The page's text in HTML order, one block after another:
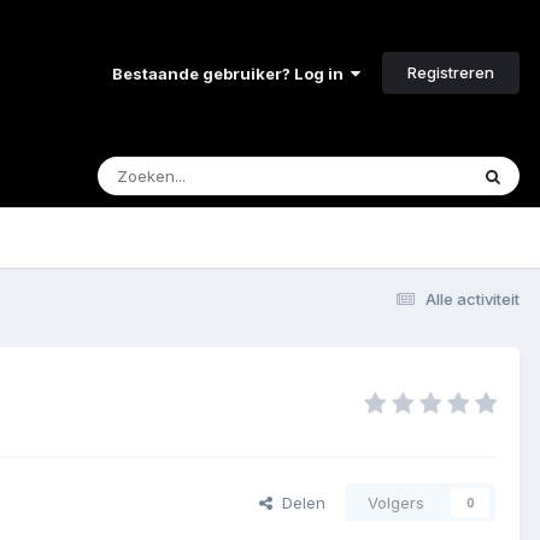
Bestaande gebruiker? Log in Registreren
Alle activiteit
Delen Volgers 0